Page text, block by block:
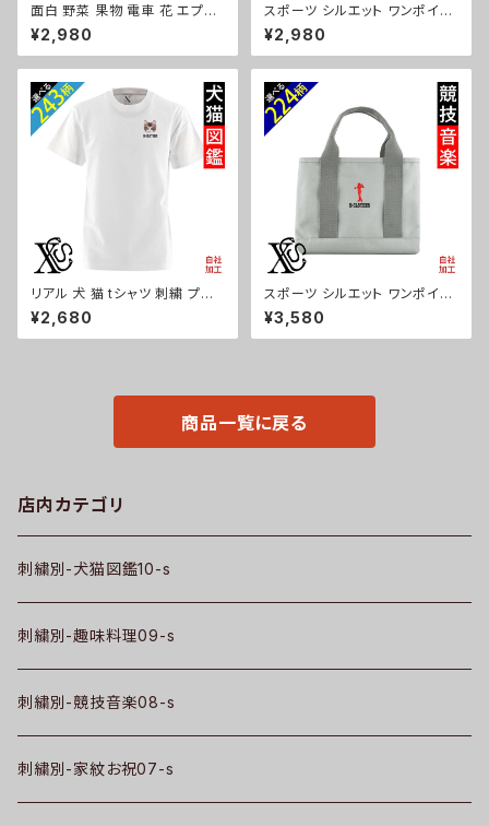
面白 野菜 果物 電車 花 エプロ
ン リアル 刺繍 プレゼント ワン
ポイント ワンピース レディース
撥水加工 おしゃれ かわいい フ
の日 保育士 カフェ サロン 黒
柄 グッズ ori-a-tao13-b09-s
¥2,980
スポーツ シルエット ワンポイン
ト エプロン 刺繍 ワンピース レ
ディース 撥水加工 おしゃれ か
わいい 脇ボタン マタニティ ミド
無地 サロン リボン ブラック 黒
グッズ 文字 面白い おもしろ 卒
団 記念品 部活 卒業 ori-a-tao
15-b08-s
¥2,980
リアル 犬 猫 tシャツ 刺繍 プレ
ゼント 5.6oz オリジナル 半袖
Tシャツ メンズ ワンポイント ロ
ゴ おしゃれ 無地 カットソー 和
¥2,680
スポーツ シルエット ワンポイン
ト 刺繍 オリジナル 仕分け上手
ミニトートバッグ レディース 仕
切り 便利 トートバック メンズ グ
g25-g08-s
¥3,580
商品一覧に戻る
店内カテゴリ
刺繍別-犬猫図鑑10-s
刺繍別-趣味料理09-s
刺繍別-競技音楽08-s
刺繍別-家紋お祝07-s